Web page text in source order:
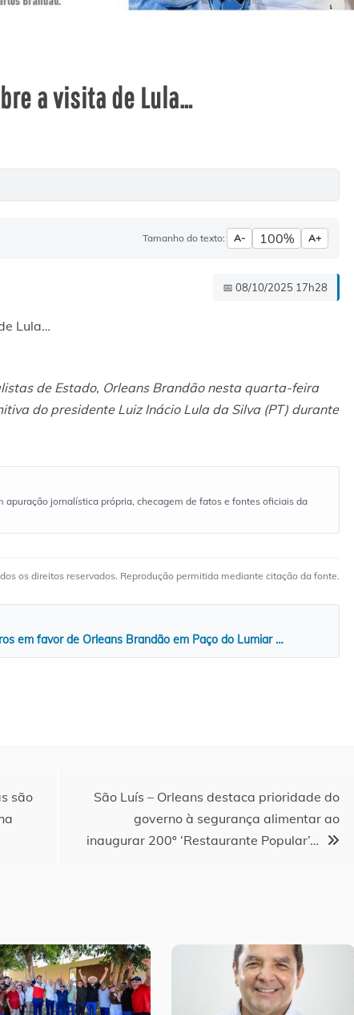
a visita de Lula…
Tamanho do texto: A- 100% A+
📅 08/10/2025 17h28
de Estado, Orleans Brandão nesta quarta-feira
do presidente Luiz Inácio Lula da Silva (PT) durante
apuração jornalística própria, checagem de fatos e fontes oficiais da
os direitos reservados. Reprodução permitida mediante citação da fonte.
em favor de Orleans Brandão em Paço do Lumiar …
são
São Luís – Orleans destaca prioridade do
governo à segurança alimentar ao
inaugurar 200º ‘Restaurante Popular’…